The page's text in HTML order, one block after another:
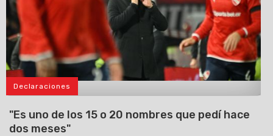
Declaraciones
"Es uno de los 15 o 20 nombres que pedí hace
dos meses"